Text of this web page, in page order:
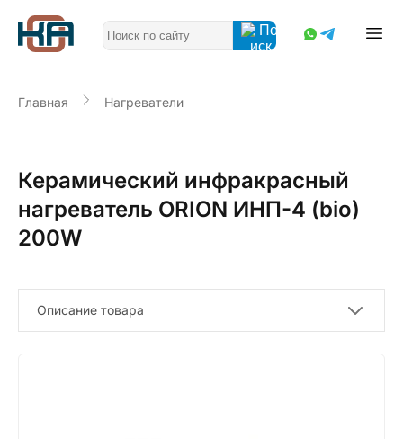
Главная Нагреватели
Керамический инфракрасный
нагреватель ORION ИНП-4 (bio)
200W
Описание товара